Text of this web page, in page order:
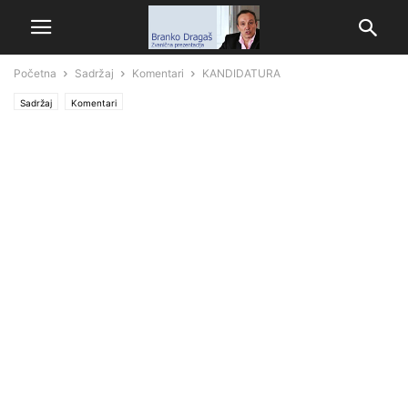
Početna Sadržaj Komentari KANDIDATURA
Sadržaj Komentari